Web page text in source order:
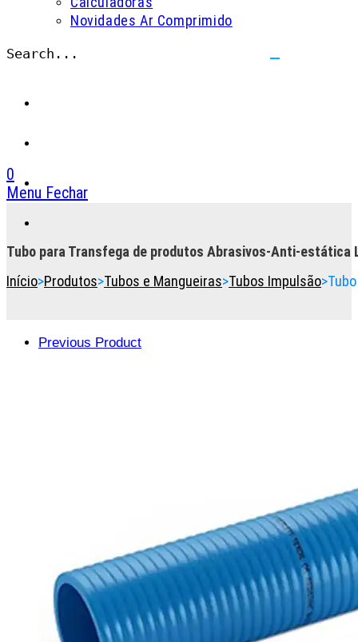
Novidades Ar Comprimido
Search...
0
Menu Fechar
button
expand
Tubo para Transfega de produtos Abrasivos-Anti-estática
Início>Produtos>Tubos e Mangueiras>Tubos Impulsão>
Previous Product